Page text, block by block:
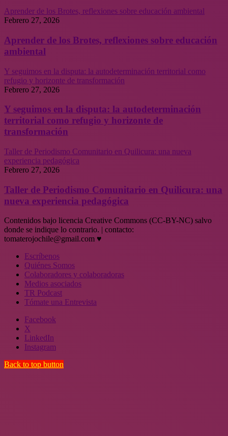
Aprender de los Brotes, reflexiones sobre educación ambiental
Febrero 27, 2026
Aprender de los Brotes, reflexiones sobre educación
ambiental
Y seguimos en la disputa: la autodeterminación territorial como
refugio y horizonte de transformación
Febrero 27, 2026
Y seguimos en la disputa: la autodeterminación
territorial como refugio y horizonte de
transformación
Taller de Periodismo Comunitario en Quilicura: una nueva
experiencia pedagógica
Febrero 27, 2026
Taller de Periodismo Comunitario en Quilicura: una
nueva experiencia pedagógica
Contenidos bajo licencia Creative Commons (CC-BY-NC) salvo
donde se indique lo contrario. | contacto:
tomaterojochile@gmail.com ♥
Escríbenos
Quiénes Somos
Colaboradores y colaboradoras
Medios asociados
TR Podcast
Tómate una Entrevista
Facebook
X
LinkedIn
Instagram
Back to top button